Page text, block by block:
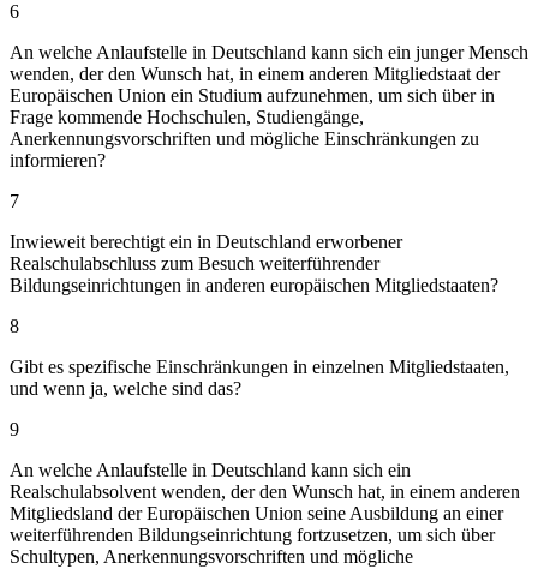
6
An welche Anlaufstelle in Deutschland kann sich ein junger Mensch
wenden, der den Wunsch hat, in einem anderen Mitgliedstaat der
Europäischen Union ein Studium aufzunehmen, um sich über in
Frage kommende Hochschulen, Studiengänge,
Anerkennungsvorschriften und mögliche Einschränkungen zu
informieren?
7
Inwieweit berechtigt ein in Deutschland erworbener
Realschulabschluss zum Besuch weiterführender
Bildungseinrichtungen in anderen europäischen Mitgliedstaaten?
8
Gibt es spezifische Einschränkungen in einzelnen Mitgliedstaaten,
und wenn ja, welche sind das?
9
An welche Anlaufstelle in Deutschland kann sich ein
Realschulabsolvent wenden, der den Wunsch hat, in einem anderen
Mitgliedsland der Europäischen Union seine Ausbildung an einer
weiterführenden Bildungseinrichtung fortzusetzen, um sich über
Schultypen, Anerkennungsvorschriften und mögliche